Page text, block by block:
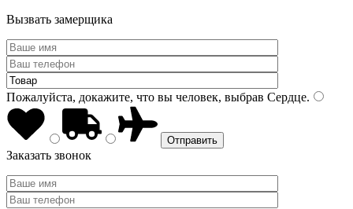
Вызвать замерщика
Пожалуйста, докажите, что вы человек, выбрав Сердце.
Заказать звонок